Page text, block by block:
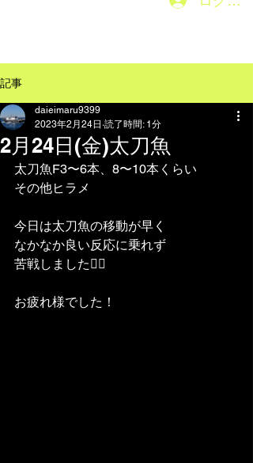
記事
2月24日(金)太刀魚
daieimaru9399
2023年2月24日 読了時間: 1分
太刀魚F3〜6本、8〜10本くらい
その他ヒラメ
今日は太刀魚の移動が早く
なかなか良い反応に乗れず
苦戦しました😮‍💨
お疲れ様でした！